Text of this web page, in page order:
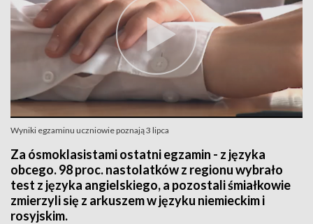
Wyniki egzaminu uczniowie poznają 3 lipca
Za ósmoklasistami ostatni egzamin - z języka
obcego. 98 proc. nastolatków z regionu wybrało
test z języka angielskiego, a pozostali śmiałkowie
zmierzyli się z arkuszem w języku niemieckim i
rosyjskim.